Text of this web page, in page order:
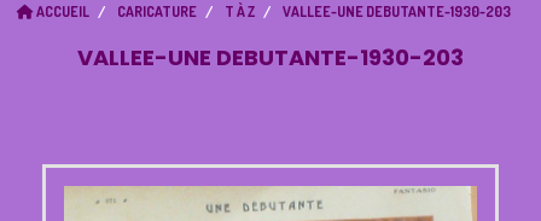
ACCUEIL CARICATURE T À Z VALLEE-UNE DEBUTANTE-1930-203
VALLEE-UNE DEBUTANTE-1930-203